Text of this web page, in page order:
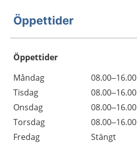
Öppettider
Öppettider
Dag
Öppettider
Kommentarer
Måndag
08.00–16.00
Tisdag
08.00–16.00
Onsdag
08.00–16.00
Torsdag
08.00–16.00
Fredag
Stängt